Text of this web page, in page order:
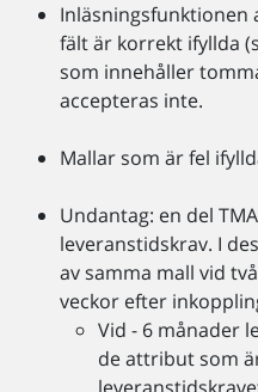
Inläsningsfunktionen
fält är korrekt ifyllda
som innehåller
accepteras inte.
Mallar som är fel
Undantag: en del
leveranstidskrav. I
av samma mall vid
veckor efter
Vid - 6 månader
de attribut som